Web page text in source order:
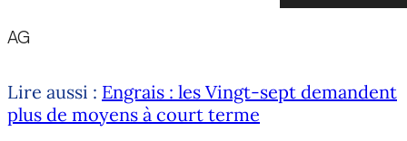
AG
Lire aussi : Engrais : les Vingt-sept demandent
plus de moyens à court terme